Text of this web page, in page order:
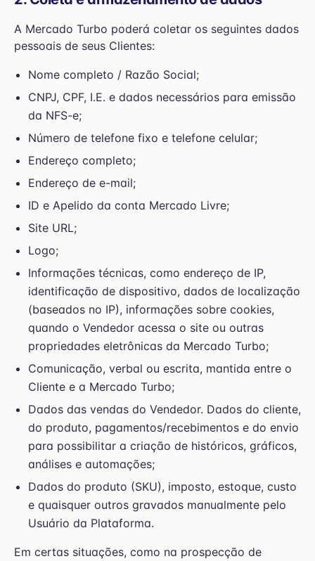
A Mercado Turbo poderá coletar os seguintes dados
pessoais de seus Clientes:
Nome completo / Razão Social;
CNPJ, CPF, I.E. e dados necessários para emissão
da NFS-e;
Número de telefone fixo e telefone celular;
Endereço completo;
Endereço de e-mail;
ID e Apelido da conta Mercado Livre;
Site URL;
Logo;
Informações técnicas, como endereço de IP,
identificação de dispositivo, dados de localização
(baseados no IP), informações sobre cookies,
quando o Vendedor acessa o site ou outras
propriedades eletrônicas da Mercado Turbo;
Comunicação, verbal ou escrita, mantida entre o
Cliente e a Mercado Turbo;
Dados das vendas do Vendedor. Dados do cliente,
do produto, pagamentos/recebimentos e do envio
para possibilitar a criação de históricos, gráficos,
análises e automações;
Dados do produto (SKU), imposto, estoque, custo
e quaisquer outros gravados manualmente pelo
Usuário da Plataforma.
Em certas situações, como na prospecção de